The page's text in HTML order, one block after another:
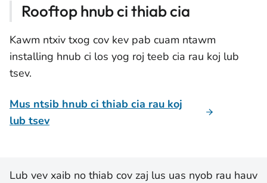
Rooftop hnub ci thiab cia
Kawm ntxiv txog cov kev pab cuam ntawm
installing hnub ci los yog roj teeb cia rau koj lub
tsev.
Mus ntsib hnub ci thiab cia rau koj
lub tsev
Lub vev xaib no thiab cov zaj lus uas nyob rau hauv